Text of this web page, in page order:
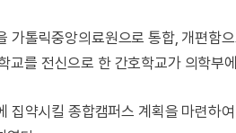
톨릭중앙의료원으로 통합, 개편함
를 전신으로 한 간호학교가 의학부
집약시킬 종합캠퍼스 계획을 마련하